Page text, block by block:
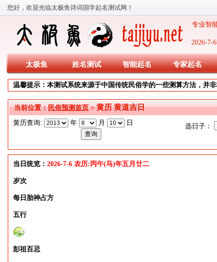
您好，欢迎光临太极鱼诗词国学起名测试网！
2026-7-
专业智
太极鱼 姓名测试 智能起名 专家起名
温馨提示：本测试系统来源于中国传统民俗学的一些测算方法，并
当前位置：民俗预测首页>黄历 黄道吉日
黄历查询: 年 月 日 选日子：
当日统览： 2026-7-6 农历:丙午(马)年五月廿二
岁次
每日胎神占方
五行
彭祖百忌